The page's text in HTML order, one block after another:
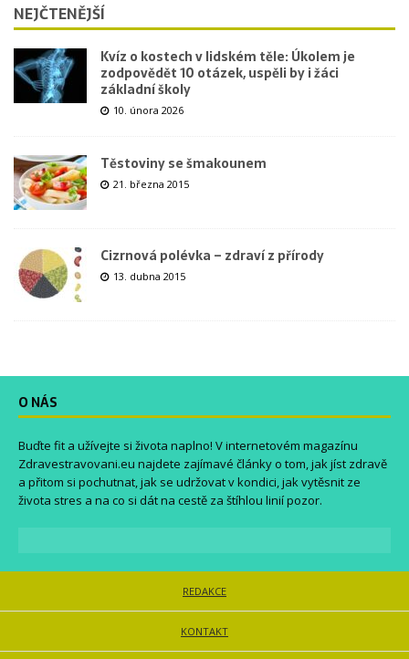
NEJČTENĚJŠÍ
Kvíz o kostech v lidském těle: Úkolem je
zodpovědět 10 otázek, uspěli by i žáci
základní školy
10. února 2026
Těstoviny se šmakounem
21. března 2015
Cizrnová polévka – zdraví z přírody
13. dubna 2015
O NÁS
Buďte fit a užívejte si života naplno! V internetovém magazínu
Zdravestravovani.eu najdete zajímavé články o tom, jak jíst zdravě
a přitom si pochutnat, jak se udržovat v kondici, jak vytěsnit ze
života stres a na co si dát na cestě za štíhlou linií pozor.
REDAKCE
KONTAKT